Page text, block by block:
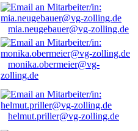
mia.neugebauer@vg-zolling.de
monika.obermeier@vg-
zolling.de
helmut.priller@vg-zolling.de